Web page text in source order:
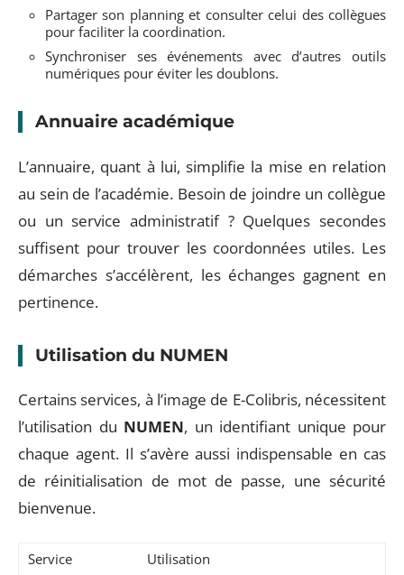
Partager son planning et consulter celui des collègues
pour faciliter la coordination.
Synchroniser ses événements avec d’autres outils
numériques pour éviter les doublons.
Annuaire académique
L’annuaire, quant à lui, simplifie la mise en relation
au sein de l’académie. Besoin de joindre un collègue
ou un service administratif ? Quelques secondes
suffisent pour trouver les coordonnées utiles. Les
démarches s’accélèrent, les échanges gagnent en
pertinence.
Utilisation du NUMEN
Certains services, à l’image de E-Colibris, nécessitent
l’utilisation du NUMEN, un identifiant unique pour
chaque agent. Il s’avère aussi indispensable en cas
de réinitialisation de mot de passe, une sécurité
bienvenue.
Service
Utilisation